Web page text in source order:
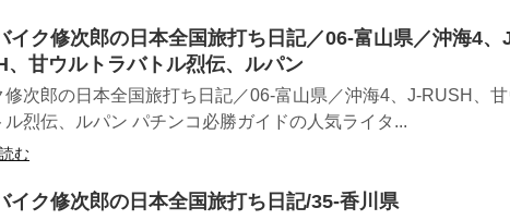
イク修次郎の日本全国旅打ち日記／06-富山県／沖海4、
、甘ウルトラバトル烈伝、ルパン
修次郎の日本全国旅打ち日記／06-富山県／沖海4、J-RUSH、甘
ル烈伝、ルパン パチンコ必勝ガイドの人気ライタ...
む
イク修次郎の日本全国旅打ち日記/35-香川県